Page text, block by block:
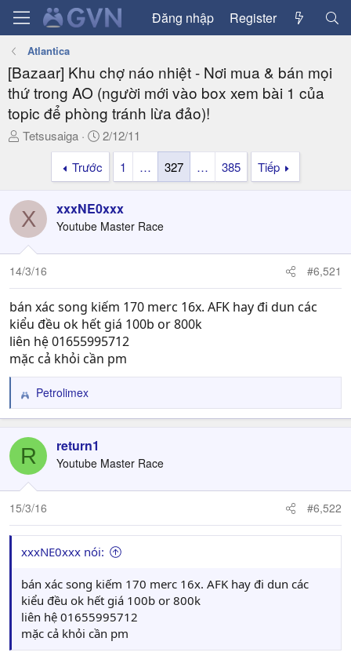
Đăng nhập Register
Atlantica
[Bazaar] Khu chợ náo nhiệt - Nơi mua & bán mọi
thứ trong AO (người mới vào box xem bài 1 của
topic để phòng tránh lừa đảo)!
T
a
d
s
t
a
t
e
r
Tetsusaiga
N
g
y
ử
i
2/12/11
Trước
1 … 327 … 385 Tiếp
X xxxNE0xxx
Youtube Master Race
14/3/16 #6,521
bán xác song kiếm 170 merc 16x. AFK hay đi dun các
kiểu đều ok hết giá 100b or 800k
liên hệ 01655995712
mặc cả khỏi cần pm
R
e
c
i
o
n
:
Petrolimex
R return1
Youtube Master Race
15/3/16 #6,522
xxxNE0xxx nói:
bán xác song kiếm 170 merc 16x. AFK hay đi dun các
kiểu đều ok hết giá 100b or 800k
liên hệ 01655995712
mặc cả khỏi cần pm